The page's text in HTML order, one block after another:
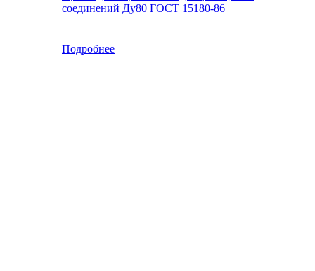
соединений Ду80 ГОСТ 15180-86
Подробнее